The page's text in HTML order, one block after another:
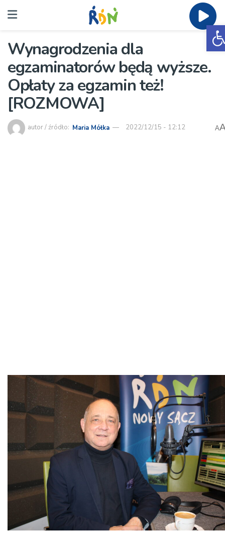
Wynagrodzenia dla
egzaminatorów będą wyższe.
Opłaty za egzamin też!
[ROZMOWA]
autor / źródło: Maria Mółka 2022/12/15 - 12:12 A